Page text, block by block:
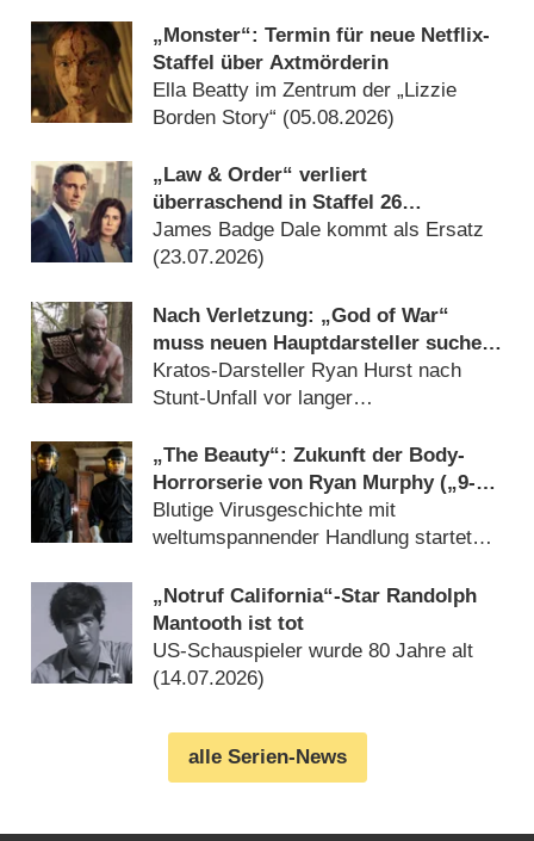
„Monster“: Termin für neue Netflix-
Staffel über Axtmörderin
Ella Beatty im Zentrum der „Lizzie
Borden Story“ (05.08.2026)
„Law & Order“ verliert
überraschend in Staffel 26
Castmitglied
James Badge Dale kommt als Ersatz
(23.07.2026)
Nach Verletzung: „God of War“
muss neuen Hauptdarsteller suchen,
alles neu drehen
Kratos-Darsteller Ryan Hurst nach
Stunt-Unfall vor langer
„The Beauty“: Zukunft der Body-
Horrorserie von Ryan Murphy („9-1-
1: Nashville“) in der Schwebe
Blutige Virusgeschichte mit
weltumspannender Handlung startete
„Notruf California“-Star Randolph
Mantooth ist tot
US-Schauspieler wurde 80 Jahre alt
(14.07.2026)
alle Serien-News